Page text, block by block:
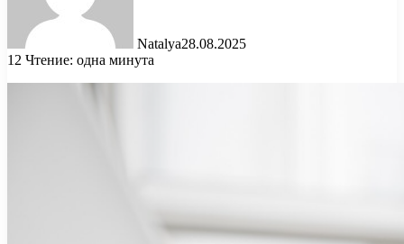
Natalya28.08.2025
12 Чтение: одна минута